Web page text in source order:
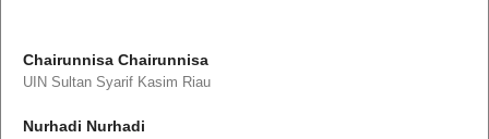
Chairunnisa Chairunnisa
UIN Sultan Syarif Kasim Riau
Nurhadi Nurhadi